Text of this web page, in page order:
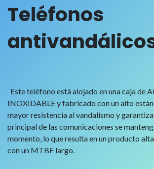
Teléfonos
Este teléfono está alojado en una caja de
INOXIDABLE y fabricado con un alto
mayor resistencia al vandalismo y
principal de las comunicaciones se
momento, lo que resulta en un producto
con un MTBF largo.